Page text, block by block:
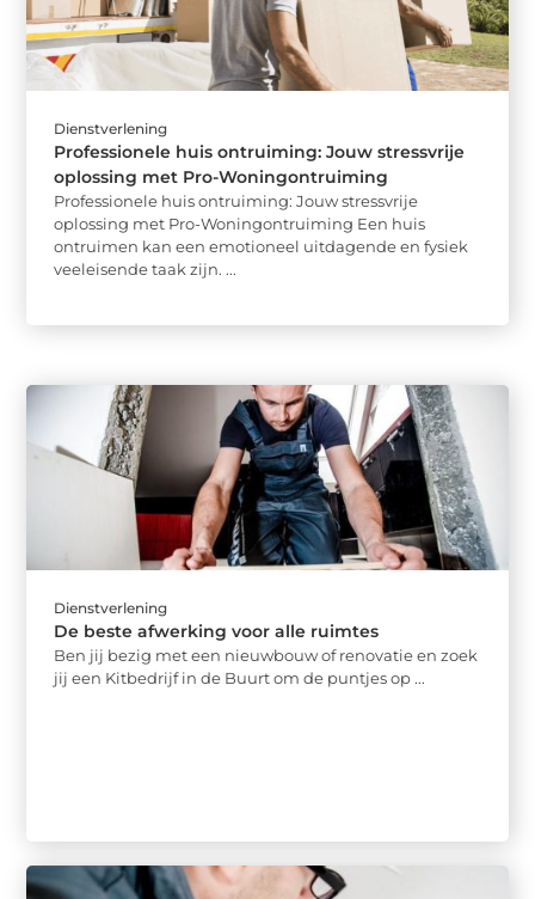
Dienstverlening
Professionele huis ontruiming: Jouw stressvrije
oplossing met Pro-Woningontruiming
Professionele huis ontruiming: Jouw stressvrije
oplossing met Pro-Woningontruiming Een huis
ontruimen kan een emotioneel uitdagende en fysiek
veeleisende taak zijn. ...
Dienstverlening
De beste afwerking voor alle ruimtes
Ben jij bezig met een nieuwbouw of renovatie en zoek
jij een Kitbedrijf in de Buurt om de puntjes op ...